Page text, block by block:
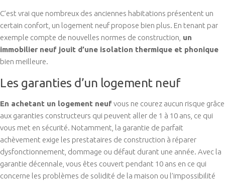
C’est vrai que nombreux des anciennes habitations présentent un
certain confort, un logement neuf propose bien plus. En tenant par
exemple compte de nouvelles normes de construction, un
immobilier neuf jouit d’une isolation thermique et phonique
bien meilleure.
Les garanties d’un logement neuf
En achetant un logement neufvous ne courez aucun risque grâce
aux garanties constructeurs qui peuvent aller de 1 à 10 ans, ce qui
vous met en sécurité. Notamment, la garantie de parfait
achèvement exige les prestataires de construction à réparer
dysfonctionnement, dommage ou défaut durant une année. Avec la
garantie décennale, vous êtes couvert pendant 10 ans en ce qui
concerne les problèmes de solidité de la maison ou l’impossibilité